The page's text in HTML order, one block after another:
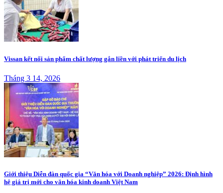
Vissan kết nối sản phẩm chất lượng gắn liền với phát triển du lịch
Tháng 3 14, 2026
Giới thiệu Diễn đàn quốc gia “Văn hóa với Doanh nghiệp” 2026: Định hình
hệ giá trị mới cho văn hóa kinh doanh Việt Nam